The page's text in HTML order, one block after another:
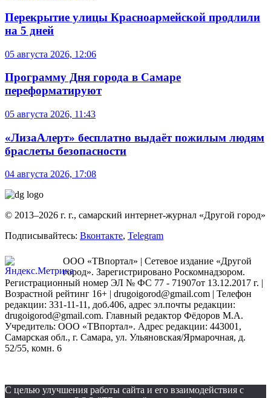
Перекрытие улицы Красноармейской продлили
на 5 дней
05 августа 2026, 12:06
Программу Дня города в Самаре
переформатируют
05 августа 2026, 11:43
«ЛизаАлерт» бесплатно выдаёт пожилым людям
браслеты безопасности
04 августа 2026, 17:08
© 2013–2026 г. г., самарский интернет-журнал «Другой город»
Подписывайтесь: Вконтакте, Telegram
ООО «ТВпортал» | Сетевое издание «Другой
город». Зарегистрировано Роскомнадзором.
Регистрационный номер ЭЛ № ФС 77 - 71907от 13.12.2017 г. |
Возрастной рейтинг 16+ | drugoigorod@gmail.com | Телефон
редакции: 331-11-11, доб.406, адрес эл.почты редакции:
drugoigorod@gmail.com. Главный редактор Фёдоров М.А.
Учредитель: ООО «ТВпортал». Адрес редакции: 443001,
Самарская обл., г. Самара, ул. Ульяновская/Ярмарочная, д.
52/55, комн. 6
С целью улучшения работы сайта и его взаимодействия с